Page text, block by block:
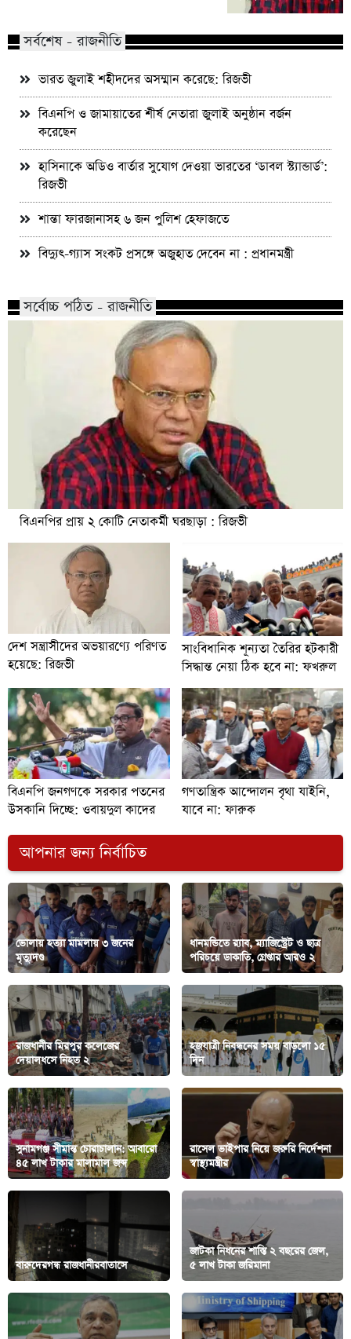
সর্বশেষ - রাজনীতি
ভারত জুলাই শহীদদের অসম্মান করেছে: রিজভী
বিএনপি ও জামায়াতের শীর্ষ নেতারা জুলাই অনুষ্ঠান বর্জন
করেছেন
হাসিনাকে অডিও বার্তার সুযোগ দেওয়া ভারতের ‘ডাবল স্ট্যান্ডার্ড’:
রিজভী
শান্তা ফারজানাসহ ৬ জন পুলিশ হেফাজতে
বিদ্যুৎ-গ্যাস সংকট প্রসঙ্গে অজুহাত দেবেন না : প্রধানমন্ত্রী
সর্বোচ্চ পঠিত - রাজনীতি
বিএনপির প্রায় ২ কোটি নেতাকর্মী ঘরছাড়া : রিজভী
দেশ সন্ত্রাসীদের অভয়ারণ্যে পরিণত
হয়েছে: রিজভী
সাংবিধানিক শূন্যতা তৈরির হটকারী
সিদ্ধান্ত নেয়া ঠিক হবে না: ফখরুল
বিএনপি জনগণকে সরকার পতনের
উসকানি দিচ্ছে: ওবায়দুল কাদের
গণতান্ত্রিক আন্দোলন বৃথা যাইনি,
যাবে না: ফারুক
আপনার জন্য নির্বাচিত
ভোলায় হত্যা মামলায় ৩ জনের
মৃত্যুদণ্ড
ধানমন্ডিতে র‌্যাব, ম্যাজিস্ট্রেট ও ছাত্র
পরিচয়ে ডাকাতি, গ্রেপ্তার আরও ২
রাজধানীর মিরপুর কলেজের
দেয়ালধসে নিহত ২
হজযাত্রী নিবন্ধনের সময় বাড়লো ১৫
দিন
সুনামগঞ্জ সীমান্ত চোরাচালান: আবারো
৪৫ লাখ টাকার মালামাল জব্দ
রাসেল ভাইপার নিয়ে জরুরি নির্দেশনা
স্বাস্থ্যমন্ত্রীর
বারুদেরগন্ধ রাজধানীরবাতাসে
জাটকা নিধনের শাস্তি ২ বছরের জেল,
৫ লাখ টাকা জরিমানা